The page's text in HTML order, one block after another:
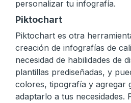
personalizar tu infografía.
Piktochart
Piktochart es otra
creación de infografías de
necesidad de habilidades de
plantillas prediseñadas, y
colores, tipografía y agregar
adaptarlo a tus necesidades.